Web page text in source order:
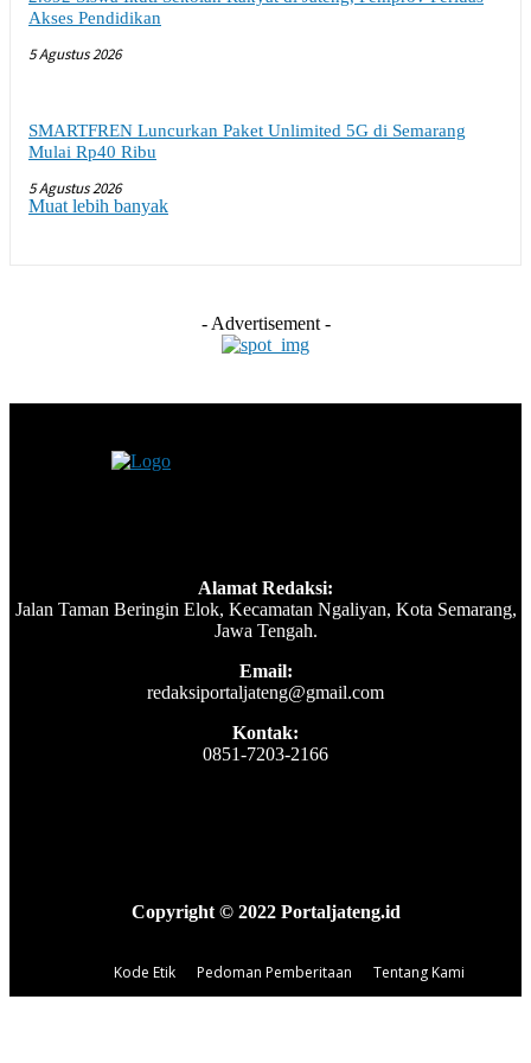
Akses Pendidikan
5 Agustus 2026
SMARTFREN Luncurkan Paket Unlimited 5G di Semarang
Mulai Rp40 Ribu
5 Agustus 2026
Muat lebih banyak
- Advertisement -
Alamat Redaksi:
Jalan Taman Beringin Elok, Kecamatan Ngaliyan, Kota Semarang,
Jawa Tengah.
Email:
redaksiportaljateng@gmail.com
Kontak:
0851-7203-2166
Copyright © 2022 Portaljateng.id
Kode Etik Pedoman Pemberitaan Tentang Kami